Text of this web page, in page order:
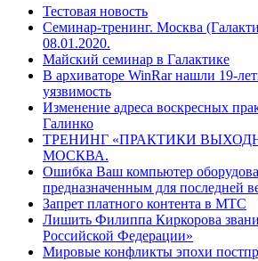
Тестовая новость
Cеминар-тренинг. Москва
08.01.2020.
Майский семинар в Галактике
В архиваторе WinRar нашли 19-
уязвимость
Изменение адреса воскресных
Галинко
ТРЕНИНГ «ПРАКТИКИ
МОСКВА.
Ошибка Ваш компьютер
предназначенным для последней
Запрет платного контента в МТС
Лишить Филиппа Киркорова
Российской Федерации»
Мировые конфликты эпохи